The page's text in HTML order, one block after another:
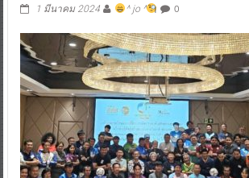
1 มีนาคม 2024 ^ jo ^ 0